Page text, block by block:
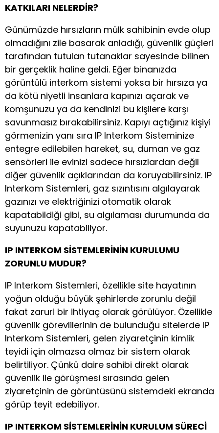
KATKILARI NELERDİR?
Günümüzde hırsızların mülk sahibinin evde olup
olmadığını zile basarak anladığı, güvenlik güçleri
tarafından tutulan tutanaklar sayesinde bilinen
bir gerçeklik haline geldi. Eğer binanızda
görüntülü interkom sistemi yoksa bir hırsıza ya
da kötü niyetli insanlara kapınızı açarak ve
komşunuzu ya da kendinizi bu kişilere karşı
savunmasız bırakabilirsiniz. Kapıyı açtığınız kişiyi
görmenizin yanı sıra IP Interkom Sisteminize
entegre edilebilen hareket, su, duman ve gaz
sensörleri ile evinizi sadece hırsızlardan değil
diğer güvenlik açıklarından da koruyabilirsiniz. IP
Interkom Sistemleri, gaz sızıntısını algılayarak
gazınızı ve elektriğinizi otomatik olarak
kapatabildiği gibi, su algılaması durumunda da
suyunuzu kapatabiliyor.
IP INTERKOM SİSTEMLERİNİN KURULUMU
ZORUNLU MUDUR?
IP Interkom Sistemleri, özellikle site hayatının
yoğun olduğu büyük şehirlerde zorunlu değil
fakat zaruri bir ihtiyaç olarak görülüyor. Özellikle
güvenlik görevlilerinin de bulunduğu sitelerde IP
Interkom Sistemleri, gelen ziyaretçinin kimlik
teyidi için olmazsa olmaz bir sistem olarak
belirtiliyor. Çünkü daire sahibi direkt olarak
güvenlik ile görüşmesi sırasında gelen
ziyaretçinin de görüntüsünü sistemdeki ekranda
görüp teyit edebiliyor.
IP INTERKOM SİSTEMLERİNİN KURULUM SÜRECİ